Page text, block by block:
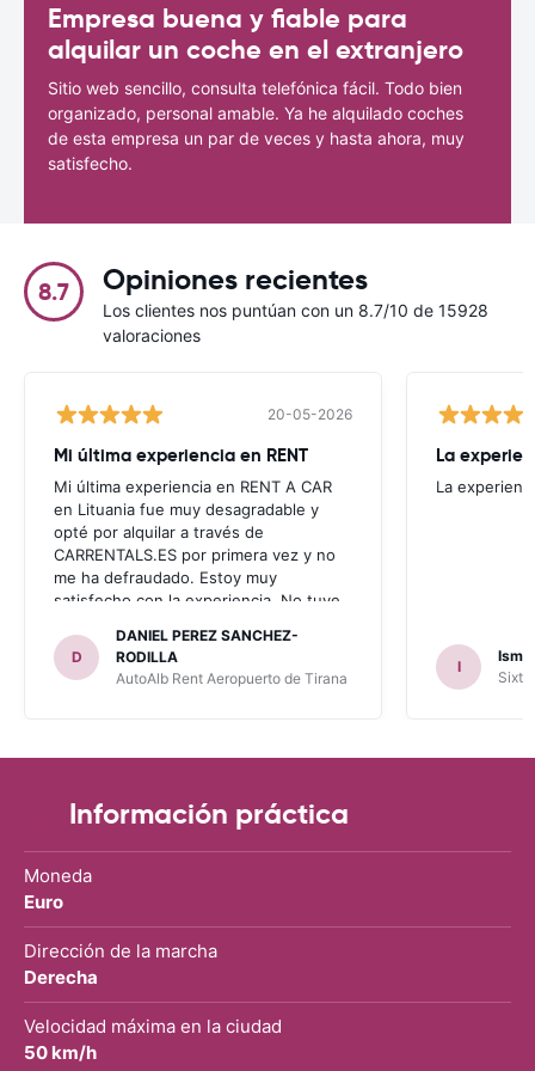
Empresa buena y fiable para
alquilar un coche en el extranjero
Sitio web sencillo, consulta telefónica fácil. Todo bien
organizado, personal amable. Ya he alquilado coches
de esta empresa un par de veces y hasta ahora, muy
satisfecho.
8.7 Opiniones recientes
Los clientes nos puntúan con un 8.7/10 de 15928
valoraciones
20-05-2026
Mi última experiencia en RENT
Mi última experiencia en RENT A CAR
en Lituania fue muy desagradable y
opté por alquilar a través de
CARRENTALS.ES por primera vez y no
me ha defraudado. Estoy muy
satisfecho con la experiencia. No tuve
invitaron a adquirir un seguro (como
había leído en varios blog). En mis
anteriores viajes nunca había alquilado
con CARRETALS. Muchas gracias.
para ALBANIA
D
DANIEL PEREZ SANCHEZ-
RODILLA
AutoAlb Rent Aeropuerto de Tirana
La
La
I
Sixt
Información práctica
Moneda
Euro
Dirección de la marcha
Derecha
Velocidad máxima en la ciudad
50 km/h